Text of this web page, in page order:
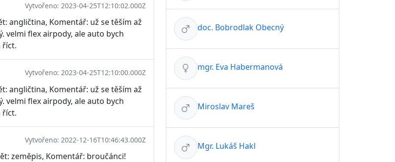
Vytvořeno: 2023-04-25T12:10:02.000Z
angličtina, Komentář: už se těším až
velmi flex airpody, ale auto bych
říct.
Vytvořeno: 2023-04-25T12:10:00.000Z
angličtina, Komentář: už se těším až
velmi flex airpody, ale auto bych
říct.
Vytvořeno: 2022-12-16T10:46:43.000Z
zeměpis, Komentář: broučánci!
doc. Bobrodlak Obecný
mgr. Eva Habermanová
Miroslav Mareš
Mgr. Lukáš Hakl